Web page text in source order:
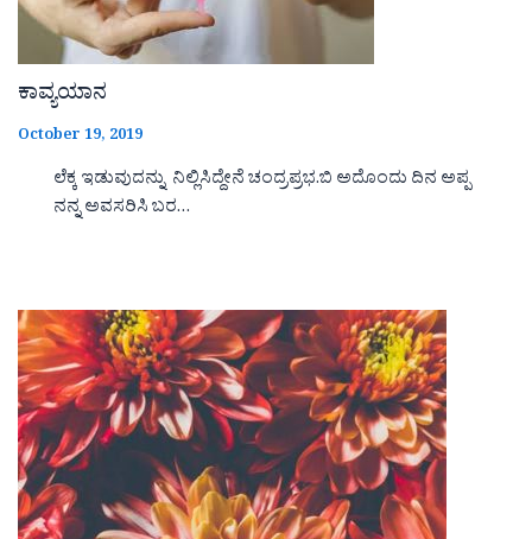
ಕಾವ್ಯಯಾನ
October 19, 2019
ಲೆಕ್ಕ ಇಡುವುದನ್ನು ನಿಲ್ಲಿಸಿದ್ದೇನೆ ಚಂದ್ರಪ್ರಭ.ಬಿ ಅದೊಂದು ದಿನ ಅಪ್ಪ
ನನ್ನ ಅವಸರಿಸಿ ಬರ…